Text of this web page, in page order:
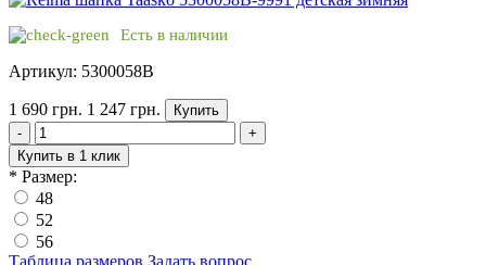
Есть в наличии
Артикул: 5300058B
1 690 грн. 1 247 грн.
Купить
-
+
Купить в 1 клик
* Размер:
48
52
56
Таблица размеров Задать вопрос